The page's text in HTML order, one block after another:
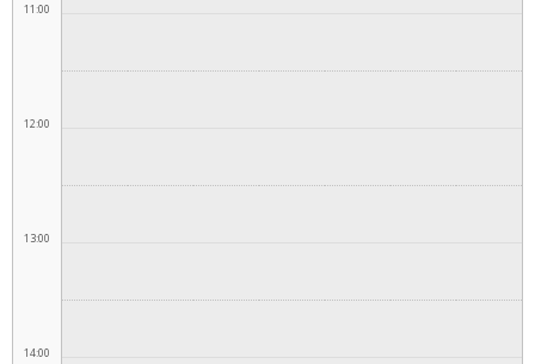
11:00
12:00
13:00
14:00